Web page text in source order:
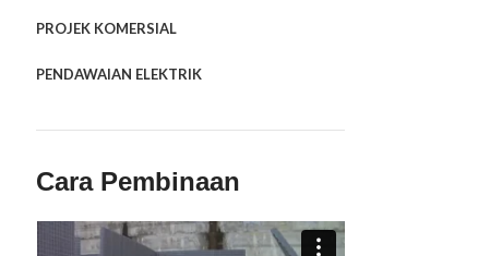
PROJEK KOMERSIAL
PENDAWAIAN ELEKTRIK
Cara Pembinaan